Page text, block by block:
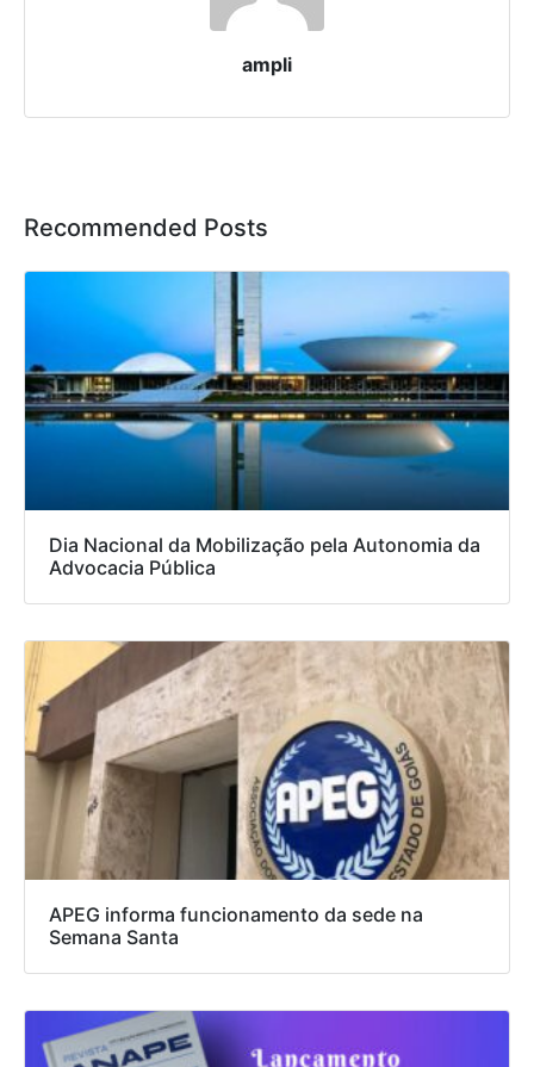
ampli
Recommended Posts
Dia Nacional da Mobilização pela Autonomia da
Advocacia Pública
APEG informa funcionamento da sede na
Semana Santa